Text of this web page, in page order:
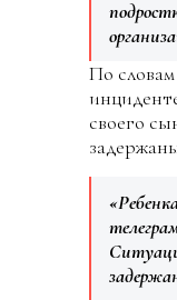
По
своего